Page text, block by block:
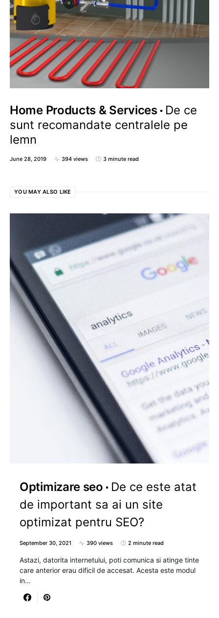
Home Products & Services
De ce
sunt recomandate centralele pe
lemn
June 28, 2019 394 views 3 minute read
YOU MAY ALSO LIKE
Optimizare seo
De ce este atat
de important sa ai un site
optimizat pentru SEO?
September 30, 2021 390 views 2 minute read
Astazi, datorita internetului, poti comunica si atinge tinte
care anterior erau dificil de accesat. Acesta este modul
in…